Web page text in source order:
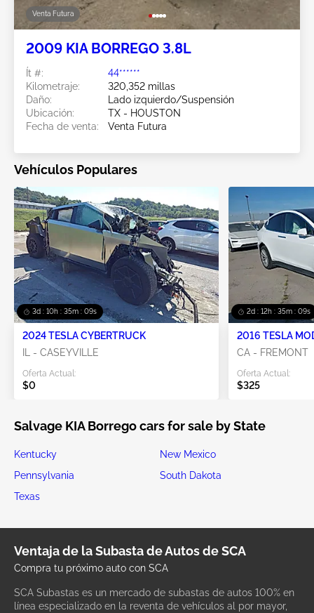
Venta Futura
2009 KIA BORREGO 3.8L
Ít #:
44******
Kilometraje:
320,352 millas
Daño:
Lado izquierdo/Suspensión
Ubicación:
TX - HOUSTON
Fecha de venta:
Venta Futura
Vehículos Populares
3d : 10h : 35m : 09s
2024 TESLA CYBERTRUCK
IL - CASEYVILLE
Oferta Actual:
$0
2d : 12h : 35m : 09s
2016 TESLA
CA - FREMONT
Oferta Actual:
$325
Salvage KIA Borrego cars for sale by State
Kentucky
New Mexico
Pennsylvania
South Dakota
Texas
Ventaja de la Subasta de Autos de SCA
Compra tu próximo auto con SCA
SCA Subastas es un mercado de subastas de autos 100% en
línea especializado en la reventa de vehículos al por mayor,